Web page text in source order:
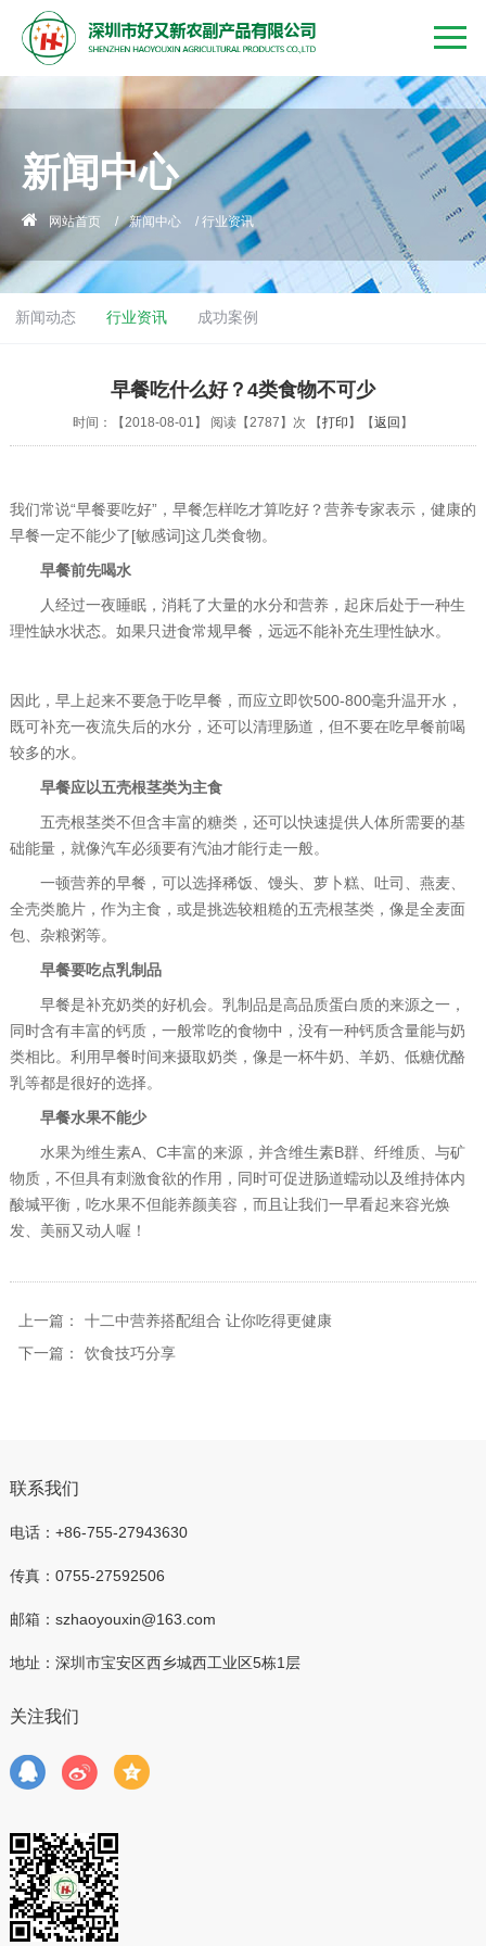
新闻中心
网站首页 / 新闻中心 / 行业资讯
新闻动态 行业资讯 成功案例
早餐吃什么好？4类食物不可少
时间：【2018-08-01】 阅读【2787】次 【打印 】【返回 】
我们常说“早餐要吃好”，早餐怎样吃才算吃好？营养专家表示，健康的
早餐一定不能少了[敏感词]这几类食物。
早餐前先喝水
人经过一夜睡眠，消耗了大量的水分和营养，起床后处于一种生
理性缺水状态。如果只进食常规早餐，远远不能补充生理性缺水。
因此，早上起来不要急于吃早餐，而应立即饮500-800毫升温开水，
既可补充一夜流失后的水分，还可以清理肠道，但不要在吃早餐前喝
较多的水。
早餐应以五壳根茎类为主食
五壳根茎类不但含丰富的糖类，还可以快速提供人体所需要的基
础能量，就像汽车必须要有汽油才能行走一般。
一顿营养的早餐，可以选择稀饭、馒头、萝卜糕、吐司、燕麦、
全壳类脆片，作为主食，或是挑选较粗糙的五壳根茎类，像是全麦面
包、杂粮粥等。
早餐要吃点乳制品
早餐是补充奶类的好机会。乳制品是高品质蛋白质的来源之一，
同时含有丰富的钙质，一般常吃的食物中，没有一种钙质含量能与奶
类相比。利用早餐时间来摄取奶类，像是一杯牛奶、羊奶、低糖优酪
乳等都是很好的选择。
早餐水果不能少
水果为维生素A、C丰富的来源，并含维生素B群、纤维质、与矿
物质，不但具有刺激食欲的作用，同时可促进肠道蠕动以及维持体内
酸堿平衡，吃水果不但能养颜美容，而且让我们一早看起来容光焕
发、美丽又动人喔！
上一篇：
十二中营养搭配组合 让你吃得更健康
下一篇：
饮食技巧分享
联系我们
电话：+86-755-27943630
传真：0755-27592506
邮箱：szhaoyouxin@163.com
地址：深圳市宝安区西乡城西工业区5栋1层
关注我们